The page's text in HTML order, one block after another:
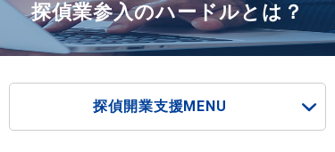
探偵業参入のハードルとは？
探偵開業支援MENU